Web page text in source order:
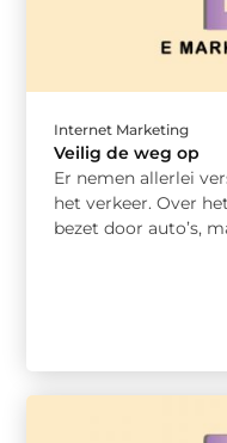
Internet Marketing
Veilig de weg op
Er nemen allerlei
het verkeer. Over
bezet door auto’s,